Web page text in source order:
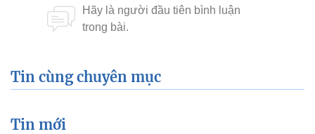
Tin cùng chuyên mục
Tin mới